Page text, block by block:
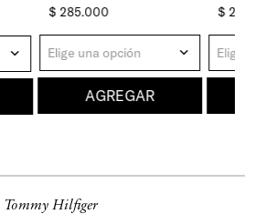
$ 285.000
Elige una opción
AGREGAR
$ 210
Elige
Tommy Hilfiger